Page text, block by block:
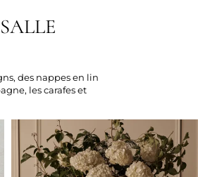
des nappes en lin
les carafes et